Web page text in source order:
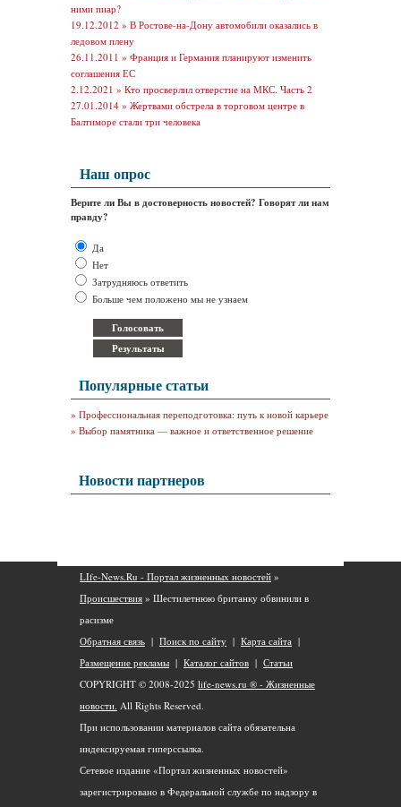
ними пиар?
19.12.2012 » В Ростове-на-Дону автомобили оказались в
ледовом плену
26.11.2011 » Франция и Германия планируют изменить
соглашения ЕС
2.12.2021 » Кто просверлил отверстие на МКС. Часть 2
27.01.2014 » Жертвами обстрела в торговом центре в
Балтиморе стали три человека
Наш опрос
Верите ли Вы в достоверность новостей? Говорят ли нам
правду?
Да
Нет
Затрудняюсь ответить
Больше чем положено мы не узнаем
Популярные статьи
» Профессиональная переподготовка: путь к новой карьере
» Выбор памятника — важное и ответственное решение
Новости партнеров
LIfe-News.Ru - Портал жизненных новостей »
Происшествия » Шестилетнюю британку обвинили в
расизме
Обратная связь | Поиск по сайту | Карта сайта |
Размещение рекламы | Каталог сайтов | Статьи
COPYRIGHT © 2008-2025 life-news.ru ® - Жизненные
новости. All Rights Reserved.
При использовании материалов сайта обязательна
индексируемая гиперссылка.
Сетевое издание «Портал жизненных новостей»
зарегистрировано в Федеральной службе по надзору в